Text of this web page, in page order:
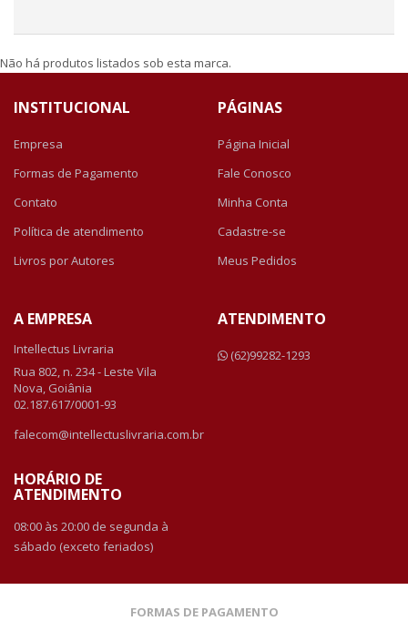
Não há produtos listados sob esta marca.
INSTITUCIONAL
Empresa
Formas de Pagamento
Contato
Política de atendimento
Livros por Autores
PÁGINAS
Página Inicial
Fale Conosco
Minha Conta
Cadastre-se
Meus Pedidos
A EMPRESA
Intellectus Livraria
Rua 802, n. 234 - Leste Vila
Nova, Goiânia
02.187.617/0001-93
falecom@intellectuslivraria.com.br
HORÁRIO DE
ATENDIMENTO
08:00 às 20:00 de segunda à
sábado (exceto feriados)
ATENDIMENTO
(62)99282-1293
FORMAS DE PAGAMENTO